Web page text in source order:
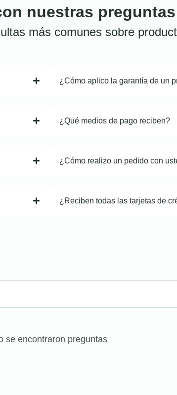
nuestras
más comunes sobre
¿Cómo aplico la garantía de un
¿Qué medios de pago reciben?
¿Cómo realizo un pedido con
¿Reciben todas las tarjetas de
se encontraron preguntas